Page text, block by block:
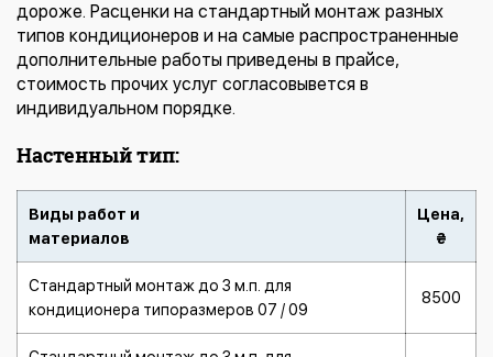
дороже. Расценки на стандартный монтаж разных
типов кондиционеров и на самые распространенные
дополнительные работы приведены в прайсе,
стоимость прочих услуг согласовывется в
индивидуальном порядке.
Настенный тип:
Виды работ и
материалов
Цена,
₴
Стандартный монтаж до 3 м.п. для
кондиционера типоразмеров 07 / 09
8500